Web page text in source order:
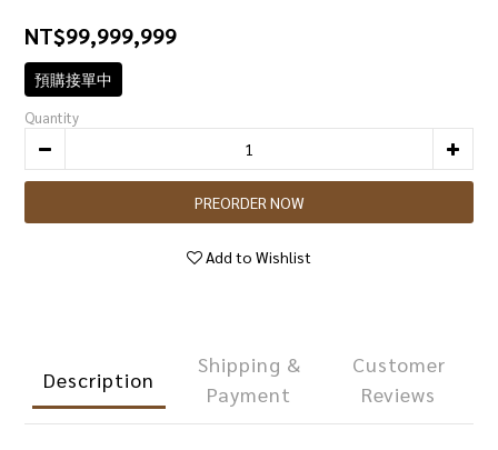
NT$99,999,999
預購接單中
Quantity
PREORDER NOW
Add to Wishlist
Description
Shipping &
Payment
Customer
Reviews